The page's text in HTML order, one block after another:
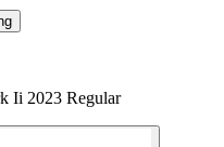
Ii 2023 Regular